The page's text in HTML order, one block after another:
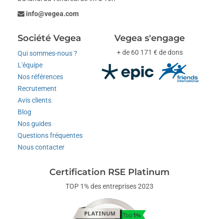
info@vegea.com
Société Vegea
Qui sommes-nous ?
L'équipe
Nos références
Recrutement
Avis clients
Blog
Nos guides
Questions fréquentes
Nous contacter
Vegea s'engage
+ de 60 171 € de dons
Certification RSE Platinum
TOP 1% des entreprises 2023